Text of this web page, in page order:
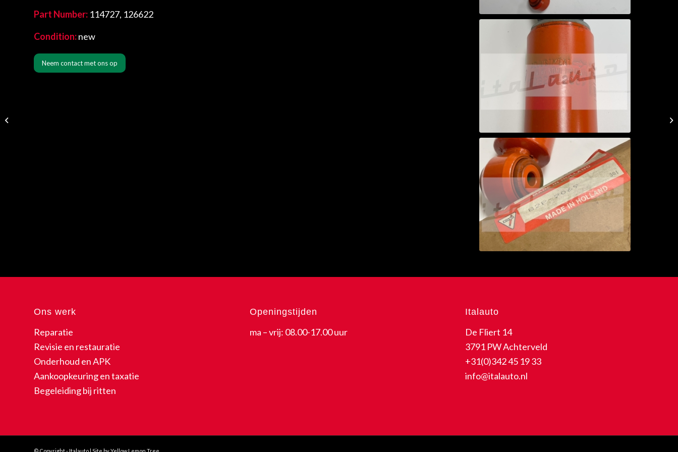
Part Number: 114727, 126622
Condition:new
Neem contact met ons op
Ons werk
Reparatie
Revisie en restauratie
Onderhoud en APK
Aankoopkeuring en taxatie
Begeleiding bij ritten
Openingstijden
ma – vrij: 08.00-17.00 uur
Italauto
De Fliert 14
3791 PW Achterveld
+31(0)342 45 19 33
info@italauto.nl
© Copyright - Italauto | Site by Yellow Lemon Tree